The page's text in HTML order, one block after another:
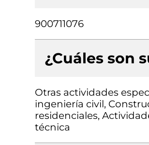
900711076
¿Cuáles son
Otras actividades
ingeniería civil,
residenciales,
técnica